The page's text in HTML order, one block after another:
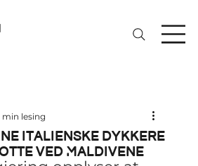
italienske dykkere
ved Maldivene
min lesing